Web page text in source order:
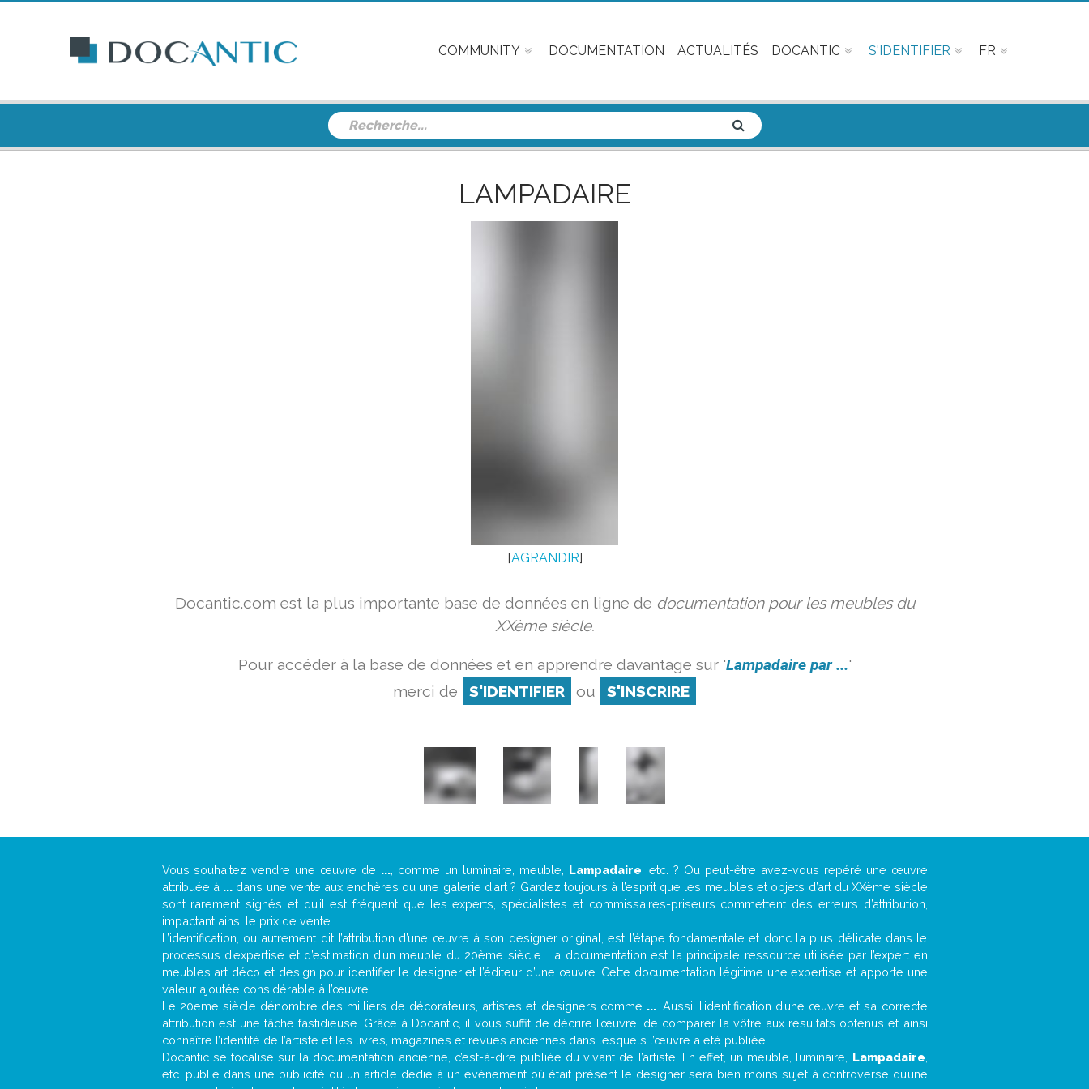
COMMUNITY DOCUMENTATION ACTUALITÉS DOCANTIC S'IDENTIFIER FR
LAMPADAIRE
[AGRANDIR]
Docantic.com est la plus importante base de données en ligne de documentation pour les meubles du
XXème siècle.
Pour accéder à la base de données et en apprendre davantage sur 'Lampadaire par ...'
merci de
S'IDENTIFIER ou S'INSCRIRE
Vous souhaitez vendre une œuvre de ... , comme un luminaire, meuble, Lampadaire , etc. ? Ou peut-être avez-vous repéré une œuvre
attribuée à ... dans une vente aux enchères ou une galerie d’art ? Gardez toujours à l’esprit que les meubles et objets d’art du XXème siècle
sont rarement signés et qu’il est fréquent que les experts, spécialistes et commissaires-priseurs commettent des erreurs d’attribution,
impactant ainsi le prix de vente.
L’identification, ou autrement dit l’attribution d’une œuvre à son designer original, est l’étape fondamentale et donc la plus délicate dans le
processus d’expertise et d’estimation d’un meuble du 20ème siècle. La documentation est la principale ressource utilisée par l’expert en
meubles art déco et design pour identifier le designer et l’éditeur d’une œuvre. Cette documentation légitime une expertise et apporte une
valeur ajoutée considérable à l’œuvre.
Le 20eme siècle dénombre des milliers de décorateurs, artistes et designers comme .... Aussi, l’identification d’une œuvre et sa correcte
attribution est une tâche fastidieuse. Grâce à Docantic, il vous suffit de décrire l’œuvre, de comparer la vôtre aux résultats obtenus et ainsi
connaître l’identité de l’artiste et les livres, magazines et revues anciennes dans lesquels l’œuvre a été publiée.
Docantic se focalise sur la documentation ancienne, c’est-à-dire publiée du vivant de l’artiste. En effet, un meuble, luminaire, Lampadaire
etc. publié dans une publicité ou un article dédié à un évènement où était présent le designer sera bien moins sujet à controverse qu’une